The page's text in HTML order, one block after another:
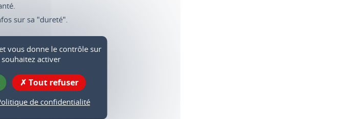
sur sa "dureté".
ponctuel).
annuel).
vous donne le contrôle sur
activer
Tout refuser
de confidentialité